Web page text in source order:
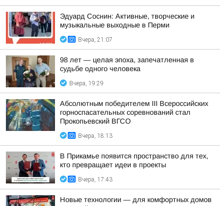
Эдуард Соснин: Активные, творческие и
музыкальные выходные в Перми
Вчера, 21:07
98 лет — целая эпоха, запечатленная в
судьбе одного человека
Вчера, 19:29
Абсолютным победителем III Всероссийских
горноспасательных соревнований стал
Прокопьевский ВГСО
Вчера, 18:13
В Прикамье появится пространство для тех,
кто превращает идеи в проекты
Вчера, 17:43
Новые технологии — для комфортных домов